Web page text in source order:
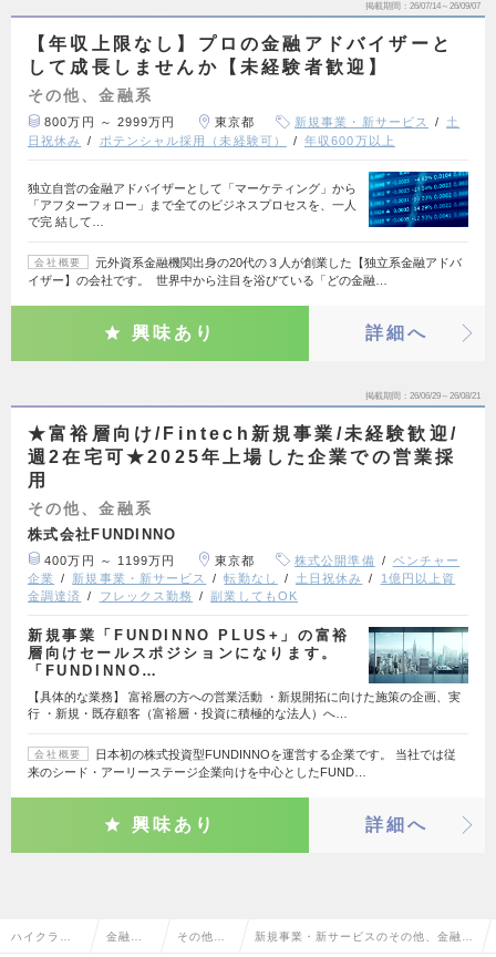
掲載期間 26/07/14～26/09/07
【年収上限なし】プロの金融アドバイザーと
して成長しませんか【未経験者歓迎】
その他、金融系
800万円 ～ 2999万円 東京都 新規事業・新サービス
土
日祝休み
ポテンシャル採用（未経験可） 年収600万以上
独立自営の金融アドバイザーとして「マーケティング」から
「アフターフォロー」まで全てのビジネスプロセスを、一人
で完 結して…
会社概要
元外資系金融機関出身の20代の３人が創業した【独立系金融アドバ
イザー】の会社です。 世界中から注目を浴びている「どの金融…
興味あり 詳細へ
掲載期間 26/06/29～26/08/21
★富裕層向け/Fintech新規事業/未経験歓迎/
週2在宅可★2025年上場した企業での営業採
用
その他、金融系
株式会社FUNDINNO
400万円 ～ 1199万円 東京都 株式公開準備
ベンチャー
企業
新規事業・新サービス 転勤なし 土日祝休み
1億円以上資
金調達済
フレックス勤務 副業してもOK
新規事業「FUNDINNO PLUS+」の富裕
層向けセールスポジションになります。
「FUNDINNO…
【具体的な業務】 富裕層の方への営業活動 ・新規開拓に向けた施策の企画、実
行 ・新規・既存顧客（富裕層・投資に積極的な法人）へ…
会社概要
日本初の株式投資型FUNDINNOを運営する企業です。 当社では従
来のシード・アーリーステージ企業向けを中心としたFUND…
興味あり 詳細へ
ハイクラス 金融系 その他、 新規事業・新サービスのその他、金融系